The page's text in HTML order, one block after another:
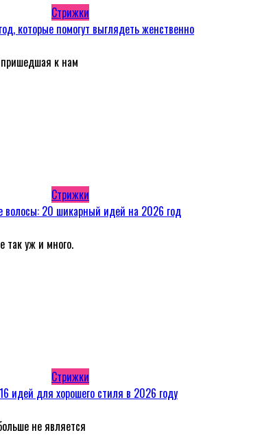
Стрижки
которые помогут выглядеть женственно
к нам
Стрижки
волосы: 20 шикарный идей на 2026 год
так уж и много.
Стрижки
идей для хорошего стиля в 2026 году
не является